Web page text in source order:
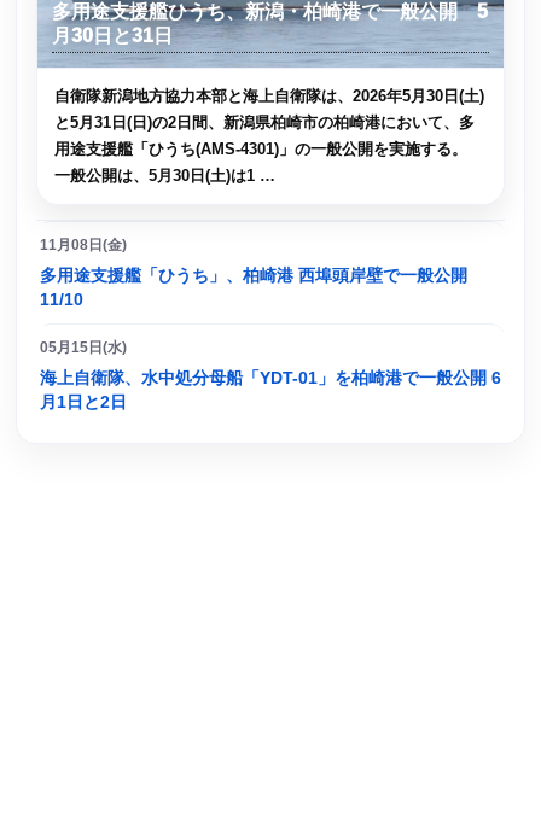
多用途支援艦ひうち、新潟・柏崎港で一般公開 5
月30日と31日
自衛隊新潟地方協力本部と海上自衛隊は、2026年5月30日(土)
と5月31日(日)の2日間、新潟県柏崎市の柏崎港において、多
用途支援艦「ひうち(AMS-4301)」の一般公開を実施する。
一般公開は、5月30日(土)は1 …
11月08日(金)
多用途支援艦「ひうち」、柏崎港 西埠頭岸壁で一般公開
11/10
05月15日(水)
海上自衛隊、水中処分母船「YDT-01」を柏崎港で一般公開 6
月1日と2日